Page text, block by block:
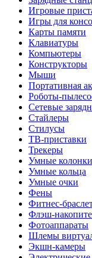
Игровые
Игры для
Карты памяти
Клавиатуры
Компьютеры
Конструкторы
Мыши
Портативная
Роботы-
Сетевые
Стайлеры
Стилусы
ТВ-приставки
Трекеры
Умные колонки
Умные кольца
Умные очки
Фены
Фитнес-
Флэш-
Фотоаппараты
Шлемы
Экшн-камеры